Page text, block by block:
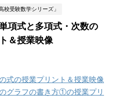
校受験数学シリーズ」
項式と多項式・次数の
＆授業映像
式の授業プリント＆授業映像
グラフの書き方①の授業プリ